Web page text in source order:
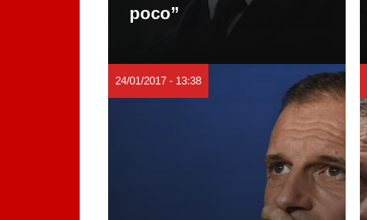
poco”
24/01/2017 - 13:38